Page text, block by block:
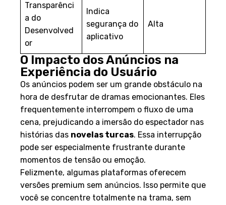
Transparênci
a do
Desenvolved
or
Indica
segurança do
aplicativo
Alta
O Impacto dos Anúncios na
Experiência do Usuário
Os anúncios podem ser um grande obstáculo na
hora de desfrutar de dramas emocionantes. Eles
frequentemente interrompem o fluxo de uma
cena, prejudicando a imersão do espectador nas
histórias das novelas turcas. Essa interrupção
pode ser especialmente frustrante durante
momentos de tensão ou emoção.
Felizmente, algumas plataformas oferecem
versões premium sem anúncios. Isso permite que
você se concentre totalmente na trama, sem